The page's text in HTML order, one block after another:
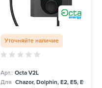
Уточняйте наличие
Арт.: Octa V2L
Для Chazor, Dolphin, E2, E5, E9,